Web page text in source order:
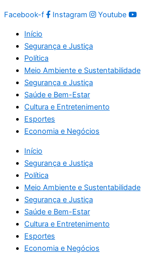
Facebook-f Instagram Youtube
Início
Segurança e Justiça
Política
Meio Ambiente e Sustentabilidade
Segurança e Justiça
Saúde e Bem-Estar
Cultura e Entretenimento
Esportes
Economia e Negócios
Início
Segurança e Justiça
Política
Meio Ambiente e Sustentabilidade
Segurança e Justiça
Saúde e Bem-Estar
Cultura e Entretenimento
Esportes
Economia e Negócios